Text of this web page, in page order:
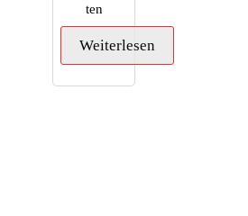
ten
Weiterlesen